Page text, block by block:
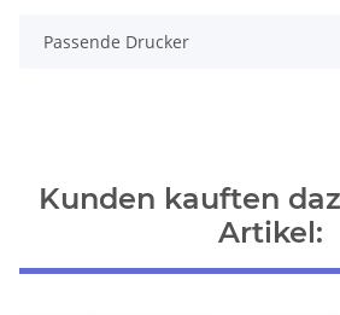
Passende Drucker
Kunden kauften
Artikel: